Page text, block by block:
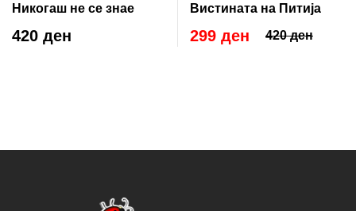
Никогаш не се знае
420 ден
Вистината на Питија
420 ден
299 ден